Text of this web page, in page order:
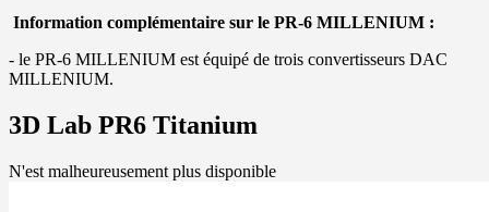
Information complémentaire sur le PR-6 MILLENIUM :
- le PR-6 MILLENIUM est équipé de trois convertisseurs DAC
MILLENIUM.
3D Lab PR6 Titanium
N'est malheureusement plus disponible